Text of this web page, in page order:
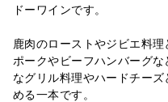
ドーワインです。
鹿肉のローストやジビエ料
ポークやビーフハンバーグ
なグリル料理やハードチー
める一本です。